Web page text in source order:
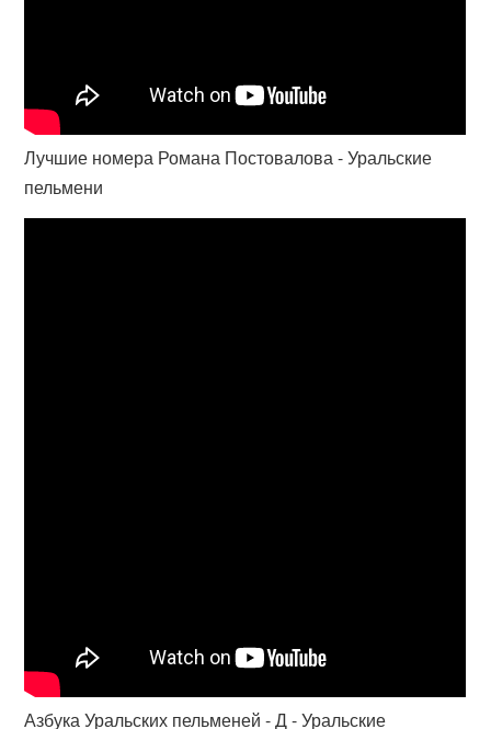
Лучшие номера Романа Постовалова - Уральские
пельмени
Азбука Уральских пельменей - Д - Уральские